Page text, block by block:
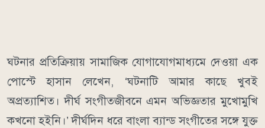
ঘটনার প্রতিক্রিয়ায় সামাজিক যোগাযোগমাধ্যমে দেওয়া এক
পোস্টে হাসান লেখেন, ‘ঘটনাটি আমার কাছে খুবই
অপ্রত্যাশিত। দীর্ঘ সংগীতজীবনে এমন অভিজ্ঞতার মুখোমুখি
কখনো হইনি।’ দীর্ঘদিন ধরে বাংলা ব্যান্ড সংগীতের সঙ্গে যুক্ত